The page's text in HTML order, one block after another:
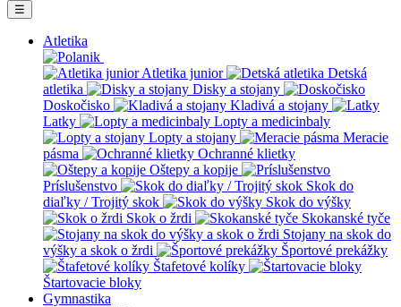
☰
Atletika
Atletika junior
Detská
atletika
Disky a stojany
Doskočisko
Kladivá a stojany
Latky
Lopty a medicinbaly
Lopty a stojany
Meracie
pásma
Ochranné klietky
Oštepy a kopije
Príslušenstvo
Skok do
diaľky / Trojitý skok
Skok do výšky
Skok o žrdi
Skokanské tyče
Stojany na skok do
výšky a skok o žrdi
Športové prekážky
Štafetové kolíky
Štartovacie bloky
Gymnastika